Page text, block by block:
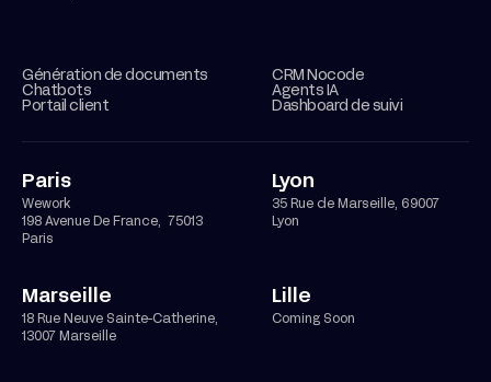
Génération de documents
Chatbots
Portail client
CRM Nocode
Agents IA
Dashboard de suivi
Paris
Wework
198 Avenue De France, 75013
Paris
Lyon
35 Rue de Marseille, 69007
Lyon
Marseille
18 Rue Neuve Sainte-Catherine,
13007 Marseille
Lille
Coming Soon